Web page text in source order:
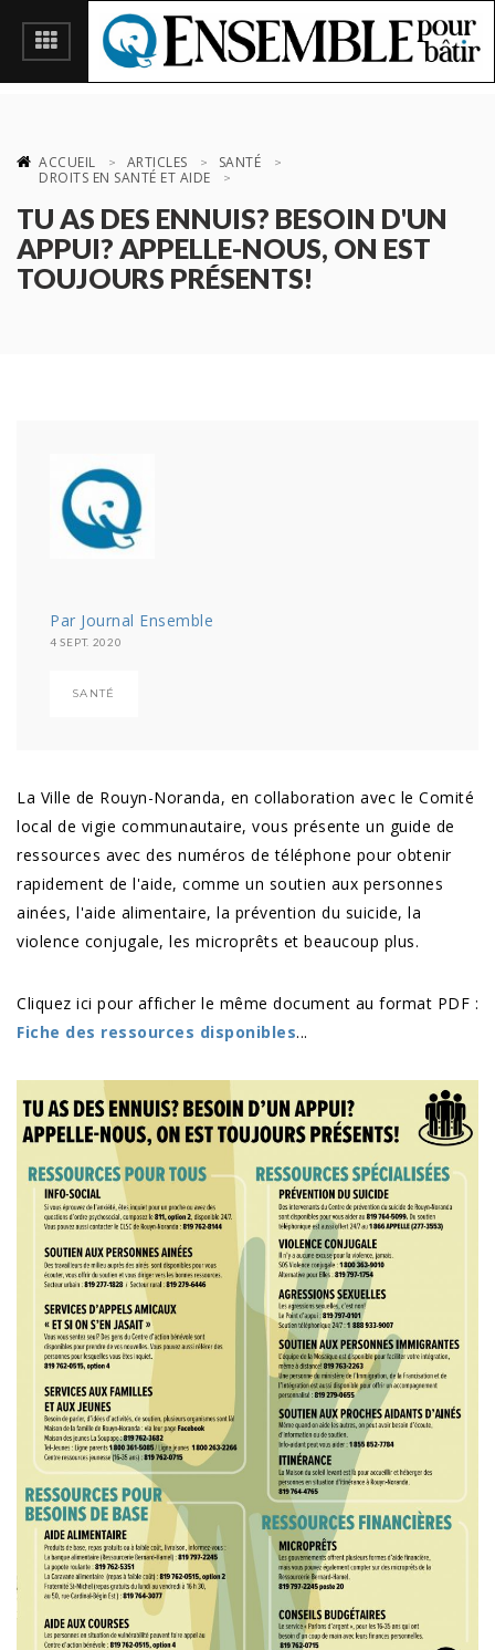
ACCUEIL ARTICLES
SANTÉ
DROITS EN SANTÉ ET AIDE
TU AS DES ENNUIS? BESOIN D'UN
APPUI? APPELLE-NOUS, ON EST
TOUJOURS PRÉSENTS!
Par Journal Ensemble
4 SEPT. 2020
SANTÉ
La Ville de Rouyn-Noranda, en collaboration avec le Comité
local de vigie communautaire, vous présente un guide de
ressources avec des numéros de téléphone pour obtenir
rapidement de l'aide, comme un soutien aux personnes
ainées, l'aide alimentaire, la prévention du suicide, la
violence conjugale, les microprêts et beaucoup plus.
Cliquez ici pour afficher le même document au format PDF :
Fiche des ressources disponibles...